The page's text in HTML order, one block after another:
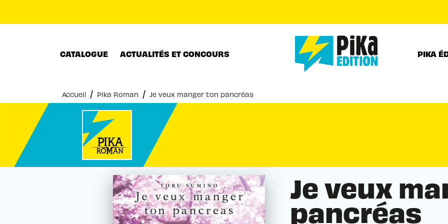
CATALOGUE ACTUALITÉS ET CONCOURS PIKA
Accueil / Pika Roman / Je veux manger ton pancréas
Je veux
pancréas